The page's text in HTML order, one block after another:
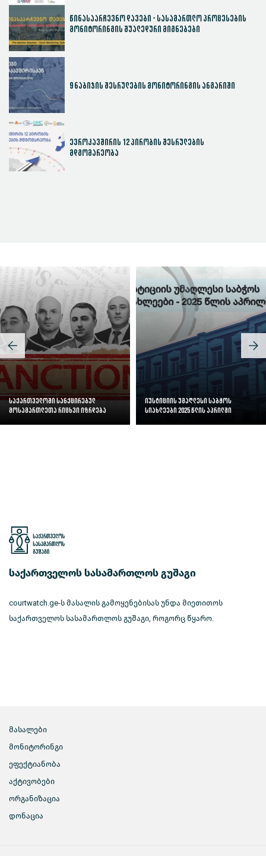
წინასაარჩევნო დავები - სასამართლო პროცესების
მონიტორინგის შუალედური მიგნებები
9 ნაბიჯის შესრულების მონიტორინგის ანგარიში
ევროკავშირის 12 პირობის შესრულების
მდგომარეობა
საქართველოში სანქცირებულ
მოსამართლეთა რიცხვი იზრდება
იუსტიციის უმაღლესი საბჭოს
სიახლეები 2025 წლის აპრილში
საქართველოს სასამართლოს გუშაგი
courtwatch.ge-ს მასალის გამოყენებისას უნდა მიეთითოს
საქართველოს სასამართლოს გუშაგი, როგორც წყარო.
მასალები
მონიტორინგი
ეფექტიანობა
აქტივობები
ორგანიზაცია
დონაცია